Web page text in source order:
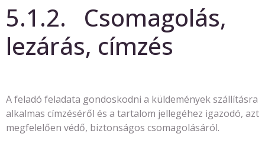
5.1.2. Csomagolás,
lezárás, címzés
A feladó feladata gondoskodni a küldemények szállításra
alkalmas címzéséről és a tartalom jellegéhez igazodó, azt
megfelelően védő, biztonságos csomagolásáról.